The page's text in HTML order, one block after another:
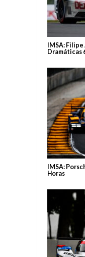
IMSA:
Dramáticas
IMSA:
Horas